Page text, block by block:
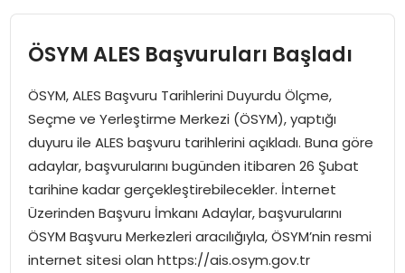
DÜNYA
EKONOMI
SIYASET
TEKNOLOJI
EĞITIM
MAGAZIN
ÖSYM ALES Başvuruları Başladı
ÖSYM, ALES Başvuru Tarihlerini Duyurdu Ölçme,
Seçme ve Yerleştirme Merkezi (ÖSYM), yaptığı
duyuru ile ALES başvuru tarihlerini açıkladı. Buna göre
adaylar, başvurularını bugünden itibaren 26 Şubat
tarihine kadar gerçekleştirebilecekler. İnternet
Üzerinden Başvuru İmkanı Adaylar, başvurularını
ÖSYM Başvuru Merkezleri aracılığıyla, ÖSYM’nin resmi
internet sitesi olan https://ais.osym.gov.tr